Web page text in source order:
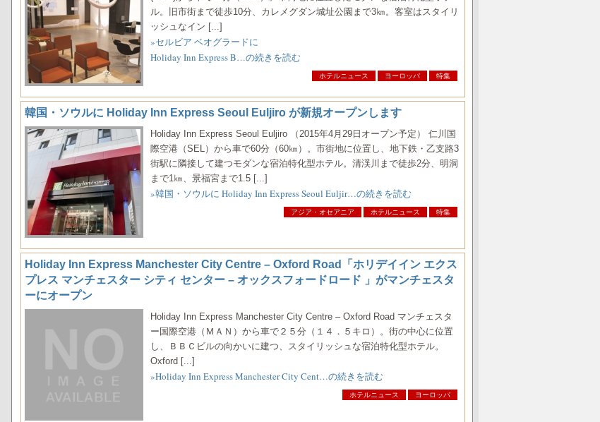
ル。旧市街まで徒歩10分、カレメグダン城址公園まで3㎞。客室はスタイリ
ッシュなイン [...]
»セルビア ベオグラードに
Holiday Inn Express B…の続きを読む
ホテルニュース ヨーロッパ 特集
韓国・ソウルに Holiday Inn Express Seoul Euljiro が新規オープンします
Holiday Inn Express Seoul Euljiro （2015年4月29日オープン予定） 仁川国
際空港（SEL）から車で60分（60㎞）。市街地に位置し、地下鉄・乙支路3
街駅に隣接して建つモダンな宿泊特化型ホテル。清渓川まで徒歩2分、明洞
まで1㎞、景福宮まで1.5 [...]
»韓国・ソウルに Holiday Inn Express Seoul Euljir…の続きを読む
アジア・オセアニア ホテルニュース 特集
Holiday Inn Express Manchester City Centre – Oxford Road「ホリデイイン エクス
プレス マンチェスター シティ センター – オックスフォードロード 」がマンチェスタ
ーにオープン
Holiday Inn Express Manchester City Centre – Oxford Road マンチェスタ
ー国際空港（ＭＡＮ）から車で２５分（１４．５キロ）。街の中心に位置
し、ＢＢＣビルの向かいに建つ、スタイリッシュな宿泊特化型ホテル。
Oxford [...]
»Holiday Inn Express Manchester City Cent…の続きを読む
ホテルニュース ヨーロッパ